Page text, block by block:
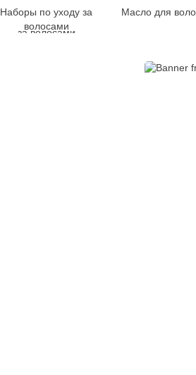
Наборы по уходу за
волосами
Масло для